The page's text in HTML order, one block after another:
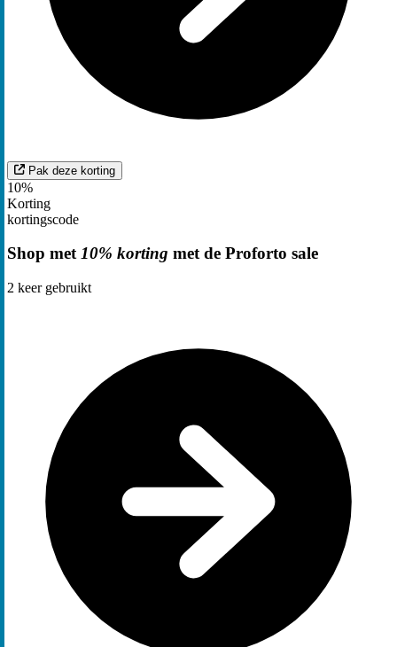
Pak deze korting
10%
Korting
kortingscode
Shop met10% korting met de Proforto sale
2 keer gebruikt